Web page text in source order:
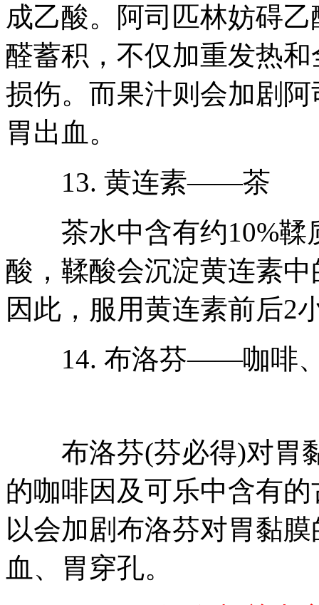
成乙酸。阿司匹林妨碍
醛蓄积，不仅加重发热
损伤。而果汁则会加剧
胃出血。
13. 黄连素——茶
茶水中含有约10%鞣
酸，鞣酸会沉淀黄连素
因此，服用黄连素前后2
14. 布洛芬——咖啡
布洛芬(芬必得)对胃
的咖啡因及可乐中含有
以会加剧布洛芬对胃黏
血、胃穿孔。